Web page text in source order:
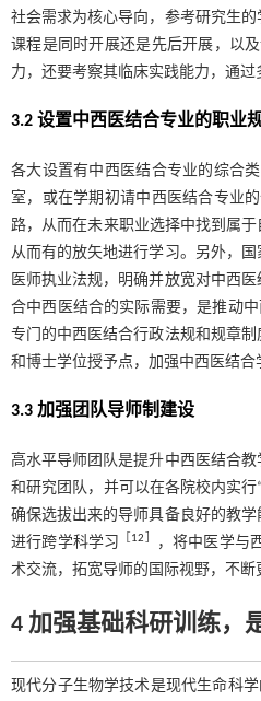
社会需求为核心导向，参考研究生
课程是同时开展还是先后开展，以
力，还要考察其临床实践能力，通
3.2 设置中西医结合专业的职业
各大设置有中西医结合专业的综合
室，或在学期初请中西医结合专业
路，从而在未来职业选择中找到属
从而有的放矢地进行学习。另外，
医师执业法规，明确并放宽对中西
合中西医结合的实际需要，是推动
专门的中西医结合行政法规和规章
和博士学位授予点，加强中西医结合
3.3 加强团队导师制建设
高水平导师团队是提升中西医结合
和研究团队，并可以在各院校内实
确保选拔出来的导师具备良好的教
进行跨学科学习
12
，将中医学与
术交流，拓宽导师的国际视野，不断
4 加强基础科研训练，
现代分子生物学技术是现代生命科